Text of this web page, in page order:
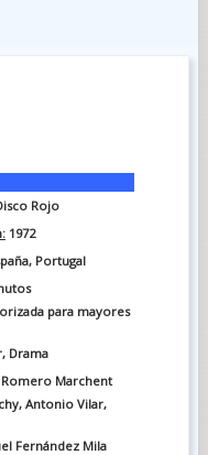
Rojo
1972
Portugal
para mayores
Drama
Marchent
Antonio Vilar,
Fernández Mila